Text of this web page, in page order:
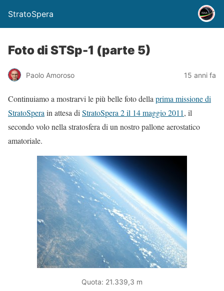
StratoSpera
Foto di STSp-1 (parte 5)
Paolo Amoroso 15 anni fa
Continuiamo a mostrarvi le più belle foto della prima missione di
StratoSpera in attesa di StratoSpera 2 il 14 maggio 2011, il
secondo volo nella stratosfera di un nostro pallone aerostatico
amatoriale.
Quota: 21.339,3 m